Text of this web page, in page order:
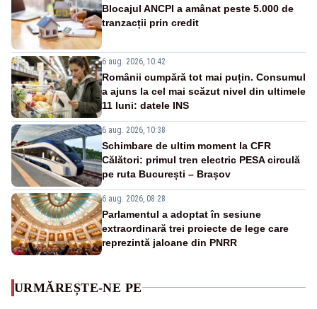
Blocajul ANCPI a amânat peste 5.000 de
tranzacții prin credit
6 aug. 2026, 10:42
Românii cumpără tot mai puțin. Consumul
a ajuns la cel mai scăzut nivel din ultimele
11 luni: datele INS
6 aug. 2026, 10:38
Schimbare de ultim moment la CFR
Călători: primul tren electric PESA circulă
pe ruta București – Brașov
6 aug. 2026, 08:28
Parlamentul a adoptat în sesiune
extraordinară trei proiecte de lege care
reprezintă jaloane din PNRR
URMĂREȘTE-NE PE